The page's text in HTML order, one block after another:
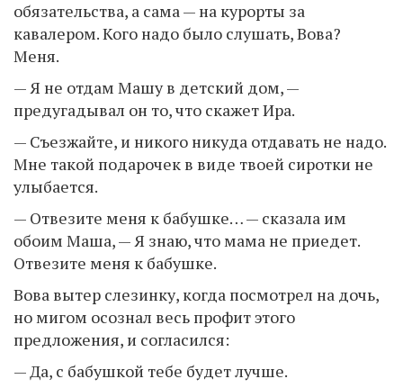
обязательства, а сама — на курорты за
кавалером. Кого надо было слушать, Вова?
Меня.
— Я не отдам Машу в детский дом, —
предугадывал он то, что скажет Ира.
— Съезжайте, и никого никуда отдавать не надо.
Мне такой подарочек в виде твоей сиротки не
улыбается.
— Отвезите меня к бабушке… — сказала им
обоим Маша, — Я знаю, что мама не приедет.
Отвезите меня к бабушке.
Вова вытер слезинку, когда посмотрел на дочь,
но мигом осознал весь профит этого
предложения, и согласился:
— Да, с бабушкой тебе будет лучше.